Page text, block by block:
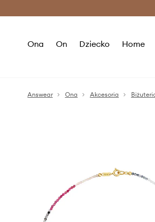
Ona On Dziecko Home
Answear Ona Akcesoria